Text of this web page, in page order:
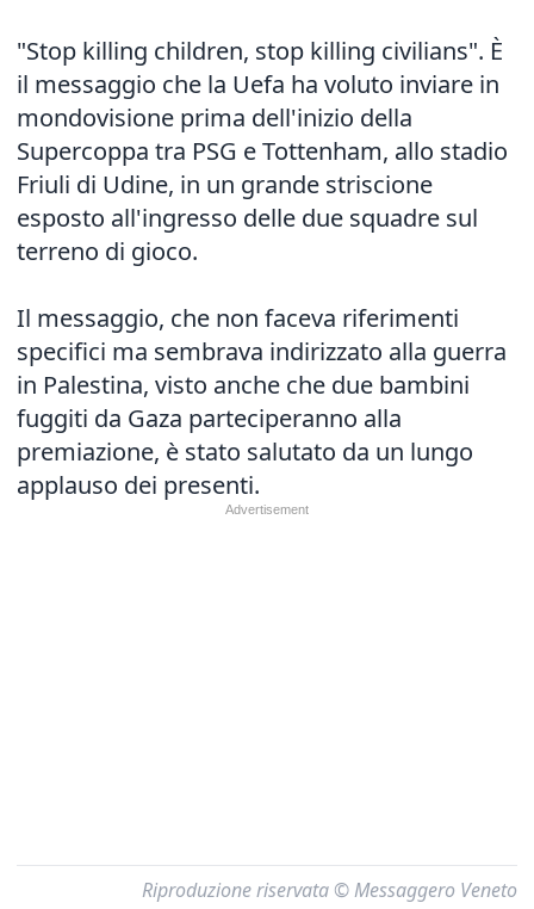
"Stop killing children, stop killing civilians". È
il messaggio che la Uefa ha voluto inviare in
mondovisione prima dell'inizio della
Supercoppa tra PSG e Tottenham, allo stadio
Friuli di Udine, in un grande striscione
esposto all'ingresso delle due squadre sul
terreno di gioco.
Il messaggio, che non faceva riferimenti
specifici ma sembrava indirizzato alla guerra
in Palestina, visto anche che due bambini
fuggiti da Gaza parteciperanno alla
premiazione, è stato salutato da un lungo
applauso dei presenti.
Riproduzione riservata © Messaggero Veneto